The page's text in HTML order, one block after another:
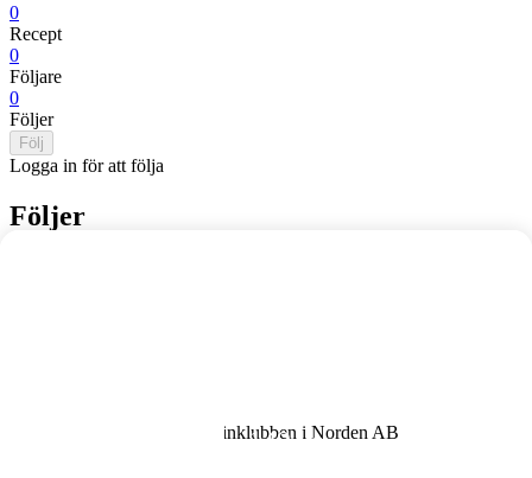
0
Recept
0
Följare
0
Följer
Följ
Logga in för att följa
Följer
Denna webbplats drivs av Vinklubben i Norden AB
149 kr